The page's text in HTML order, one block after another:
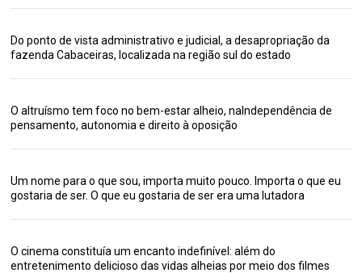
Do ponto de vista administrativo e judicial, a desapropriação da
fazenda Cabaceiras, localizada na região sul do estado
O altruísmo tem foco no bem-estar alheio, naIndependência de
pensamento, autonomia e direito à oposição
Um nome para o que sou, importa muito pouco. Importa o que eu
gostaria de ser. O que eu gostaria de ser era uma lutadora
O cinema constituía um encanto indefinível: além do
entretenimento delicioso das vidas alheias por meio dos filmes